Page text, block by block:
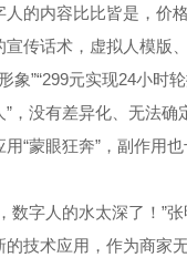
人的内容比比皆是，价
宣传话术，虚拟人模版
象”“299元实现24小时
，没有差异化、无法确
“蒙眼狂奔”，副作用也
数字人的水太深了！”
的技术应用，作为商家